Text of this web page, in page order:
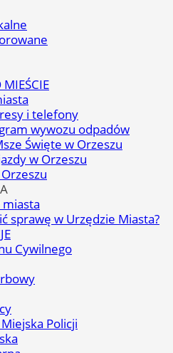
MIEŚCIE
i telefony
wywozu odpadów
Święte w Orzeszu
w Orzeszu
sprawę w Urzędzie Miasta?
Cywilnego
Policji